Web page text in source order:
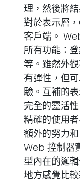
理，然後將
對於表示層
客戶端。
所有功能：
等。雖然外
有彈性，但
驗。互補的
完全的靈活
精確的使用
額外的努力
Web 控制器
型內在的邏
地方感覺比較